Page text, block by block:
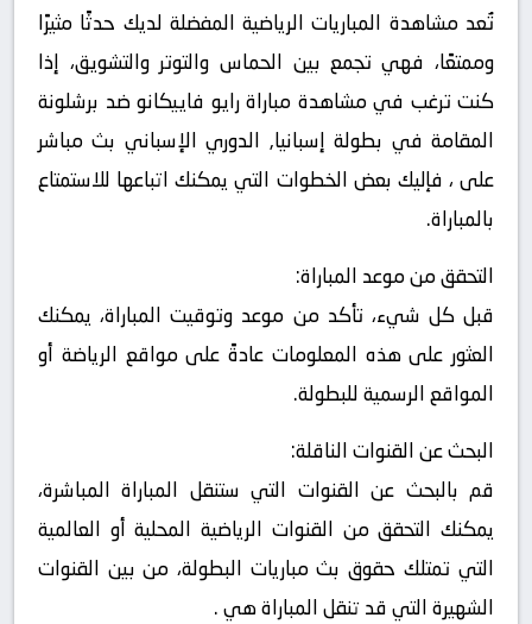
تُعد مشاهدة المباريات الرياضية المفضلة لديك حدثًا مثيرًا
وممتعًا، فهي تجمع بين الحماس والتوتر والتشويق، إذا
كنت ترغب في مشاهدة مباراة رايو فاييكانو ضد برشلونة
المقامة في بطولة إسبانيا, الدوري الإسباني بث مباشر
على ، فإليك بعض الخطوات التي يمكنك اتباعها للاستمتاع
بالمباراة.
التحقق من موعد المباراة:
قبل كل شيء، تأكد من موعد وتوقيت المباراة، يمكنك
العثور على هذه المعلومات عادةً على مواقع الرياضة أو
المواقع الرسمية للبطولة.
البحث عن القنوات الناقلة:
قم بالبحث عن القنوات التي ستنقل المباراة المباشرة،
يمكنك التحقق من القنوات الرياضية المحلية أو العالمية
التي تمتلك حقوق بث مباريات البطولة، من بين القنوات
الشهيرة التي قد تنقل المباراة هي .